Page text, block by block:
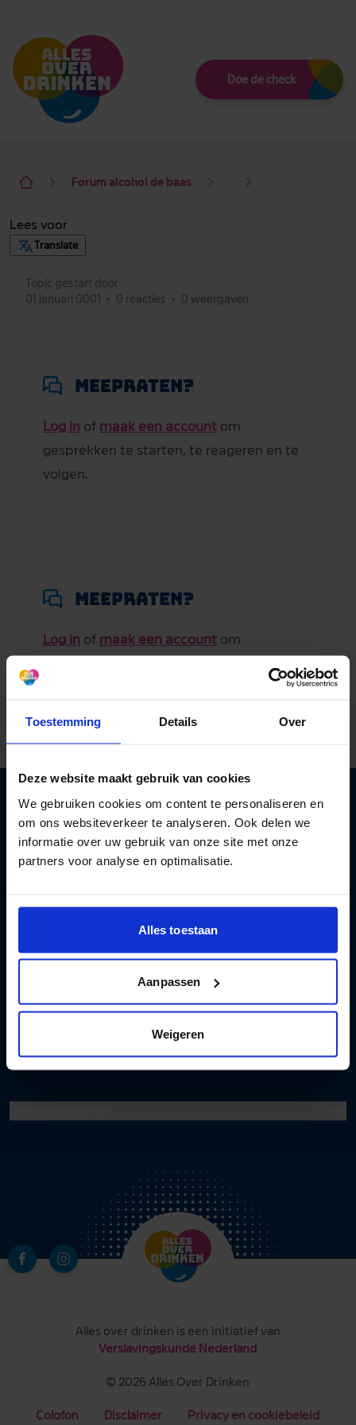
Toestemming Details Over
Deze website maakt gebruik van cookies
We gebruiken cookies om content te personaliseren en
om ons websiteverkeer te analyseren. Ook delen we
informatie over uw gebruik van onze site met onze
partners voor analyse en optimalisatie.
Alles toestaan
Aanpassen
Weigeren
Doe de check
Forum alcohol de baas
Lees voor
Translate
Topic gestart door
01 januari 0001
• 0 reacties • 0 weergaven
Meepraten?
Log in of maak een account om
gesprekken te starten, te reageren en te
volgen.
Meepraten?
Log in of maak een account om
Aan de slag met een gezonder leven
met minder alcohol
Test en apps
Hulp en advies
© 2026 Alles Over Drinken
Alles over drinken is een initiatief van
Verslavingskunde Nederland
Colofon Disclaimer Privacy en cookiebeleid